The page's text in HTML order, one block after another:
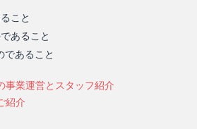
こと
あること
であること
事業運営とスタッフ紹介
紹介